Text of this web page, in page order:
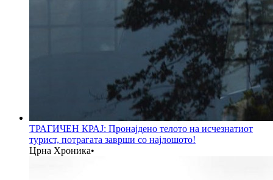
ТРАГИЧЕН КРАЈ: Пронајдено телото на исчезнатиот
турист, потрагата заврши со најлошото!
Црна Хроника•